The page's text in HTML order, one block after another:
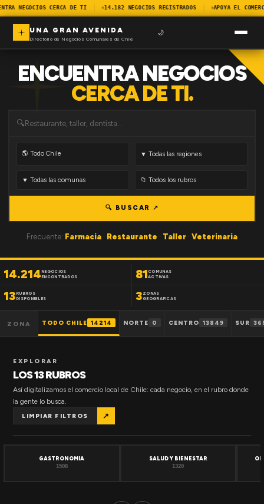
NEGOCIOS CERCA DE TI 14.182 NEGOCIOS REGISTRADOS APOYA EL
UNA GRAN AVENIDA
Directorio de Negocios Comunales de Chile
🌙
ENCUENTRA NEGOCIOS
CERCA DE TI.
🔍
🔍 BUSCAR ↗
Frecuente: Farmacia · Restaurante · Taller · Veterinaria
14.214NEGOCIOS
ENCONTRADOS
81 COMUNAS
ACTIVAS
13RUBROS
DISPONIBLES
3 ZONAS
GEOGRAFICAS
ZONA TODO CHILE 14214 NORTE 0 CENTRO 13849 SUR
EXPLORAR
LOS 13 RUBROS
Así digitalizamos el comercio local de Chile: cada negocio, en el rubro donde
la gente lo busca.
LIMPIAR FILTROS ↗
GASTRONOMIA
1508
SALUD Y BIENESTAR
1320